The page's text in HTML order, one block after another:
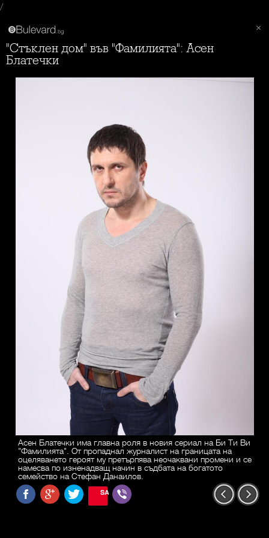
/
"Стъклен дом" във "Фамилията": Асен
Блатечки
Асен Блатечки има главна роля в новия сериал на Би Ти Ви
"Фамилията". От пропаднал журналист на границата на
оцеляването героят му претърпява неочаквани промени и се
намесва по изненадващ начин в съдбата на богатото
семейство на Стефан Данаилов.
SAVE